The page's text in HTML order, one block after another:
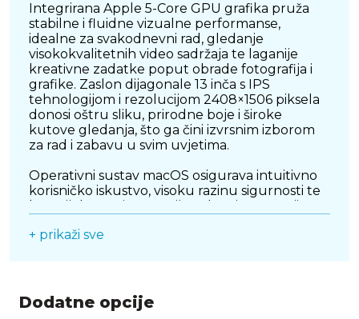
Integrirana Apple 5-Core GPU grafika pruža
stabilne i fluidne vizualne performanse,
idealne za svakodnevni rad, gledanje
visokokvalitetnih video sadržaja te laganije
kreativne zadatke poput obrade fotografija i
grafike. Zaslon dijagonale 13 inča s IPS
tehnologijom i rezolucijom 2408×1506 piksela
donosi oštru sliku, prirodne boje i široke
kutove gledanja, što ga čini izvrsnim izborom
za rad i zabavu u svim uvjetima.
Operativni sustav macOS osigurava intuitivno
korisničko iskustvo, visoku razinu sigurnosti te
konstrukcija čine ovaj laptop idealnim
u jednom premium uređaju koji zadovoljava
potrebe modernog korisnika.
+ prikaži sve
Dodatne opcije